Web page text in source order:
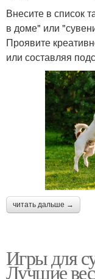
Внесите в список
в доме" или
Проявите
или составляя
читать дальше →
Игры для
Лучшие